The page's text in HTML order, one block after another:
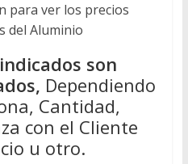
para ver los precios
del Aluminio
son
Dependiendo
Cantidad,
con el Cliente
u otro.